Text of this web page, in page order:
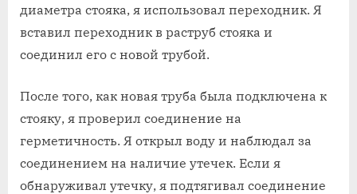
диаметра стояка‚ я использовал переходник. Я
вставил переходник в раструб стояка и
соединил его с новой трубой.
После того‚ как новая труба была подключена к
стояку‚ я проверил соединение на
герметичность. Я открыл воду и наблюдал за
соединением на наличие утечек. Если я
обнаруживал утечку‚ я подтягивал соединение